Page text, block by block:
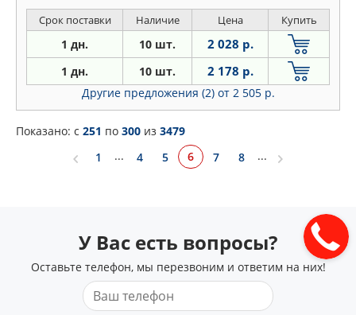
Срок поставки Наличие Цена Купить
1 дн. 10 шт. 2 028 р.
1 дн. 10 шт. 2 178 р.
Другие предложения (2) от 2 505 р.
Показано: c 251 по 300 из 3479
1
... 4 5 6 7 8 ...
У Вас есть вопросы?
Оставьте телефон, мы перезвоним и ответим на них!